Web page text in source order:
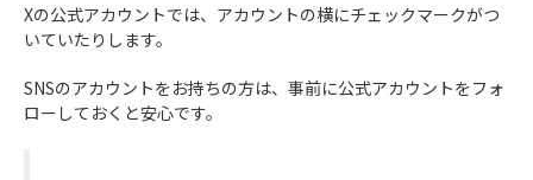
Xの公式アカウントでは、アカウントの横にチェックマークがつ
いていたりします。
SNSのアカウントをお持ちの方は、事前に公式アカウントをフォ
ローしておくと安心です。